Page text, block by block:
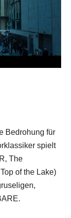
Bedrohung für
spielt
The
of the Lake)